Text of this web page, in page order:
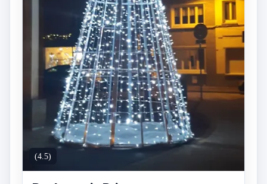
(4.5)